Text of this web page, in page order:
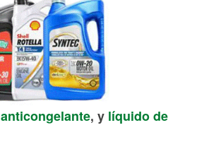
anticongelante, y líquido de